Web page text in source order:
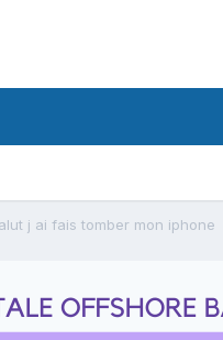
j ai fais tomber mon iphone